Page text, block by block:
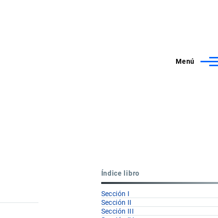
Menú
Índice libro
Sección I
Sección II
Sección III